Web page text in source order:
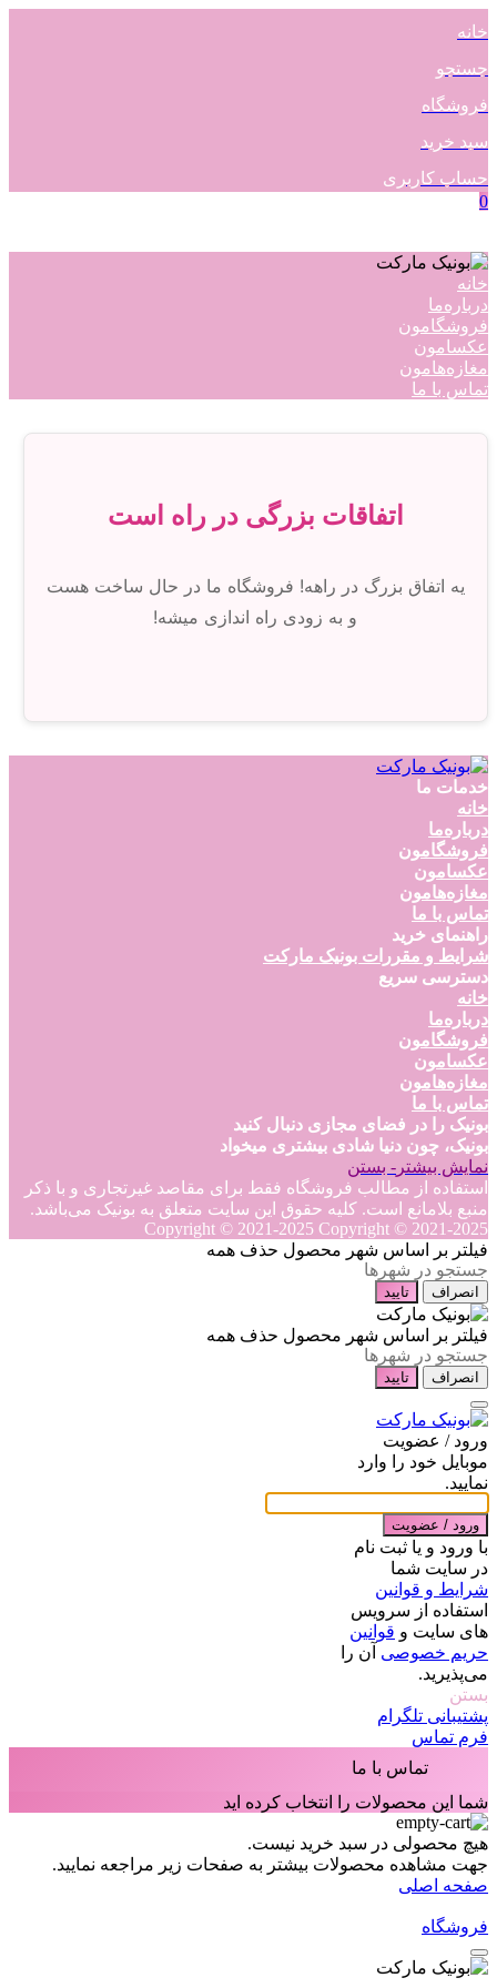
خانه
جستجو
فروشگاه
سبد خرید
حساب کاربری
0
خانه
درباره‌ما
فروشگامون
عکسامون
مغازه‌هامون
تماس با ما
اتفاقات بزرگی در راه است
یه اتفاق بزرگ در راهه! فروشگاه ما در حال ساخت هست
و به زودی راه اندازی میشه!
خدمات ما
خانه
درباره‌ما
فروشگامون
عکسامون
مغازه‌هامون
تماس با ما
راهنمای خرید
شرایط و مقررات بونیک مارکت
دسترسی سریع
خانه
درباره‌ما
فروشگامون
عکسامون
مغازه‌هامون
تماس با ما
بونیک را در فضای مجازی دنبال کنید
بونیک، چون دنیا شادی بیشتری میخواد
نمایش بیشتر - بستن
استفاده از مطالب فروشگاه فقط برای مقاصد غیرتجاری و با ذکر
منبع بلامانع است. کلیه حقوق این سایت متعلق به بونیک می‌باشد.
Copyright © 2021-2025 Copyright © 2021-2025
فیلتر بر اساس شهر محصول حذف همه
انصراف تایید
فیلتر بر اساس شهر محصول حذف همه
انصراف تایید
ورود / عضویت
موبایل خود را وارد
نمایید.
ورود / عضویت
با ورود و یا ثبت نام
در سایت شما
شرایط و قوانین
استفاده از سرویس
های سایت و قوانین
حریم خصوصی آن را
می‌پذیرید.
بستن
پشتیبانی تلگرام
فرم تماس
تماس با ما
شما این محصولات را انتخاب کرده اید
هیچ محصولی در سبد خرید نیست.
جهت مشاهده محصولات بیشتر به صفحات زیر مراجعه نمایید.
صفحه اصلی
فروشگاه